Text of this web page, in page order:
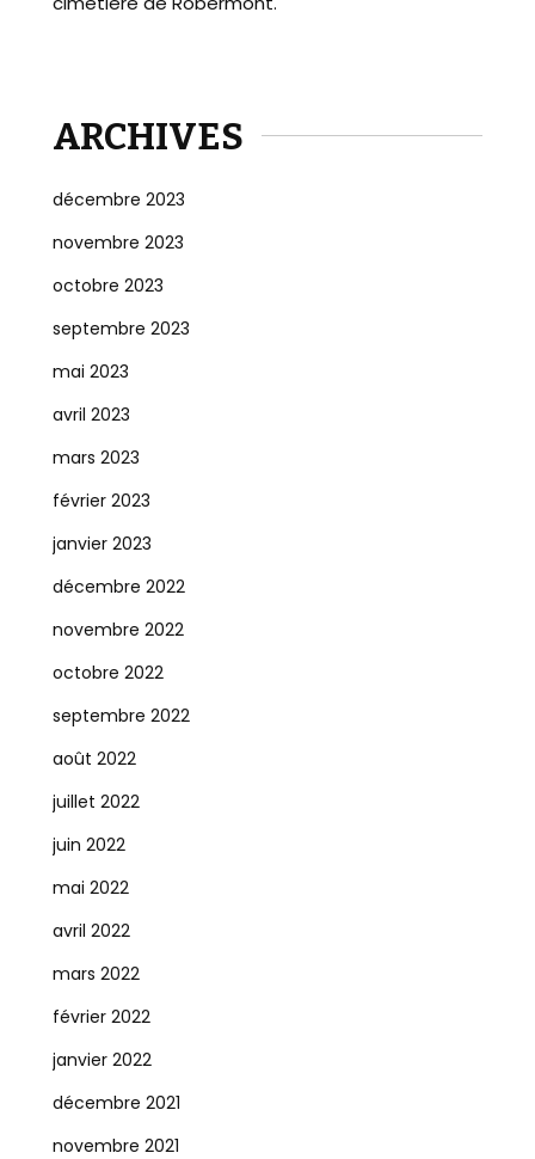
ARCHIVES
décembre 2023
novembre 2023
octobre 2023
septembre 2023
mai 2023
avril 2023
mars 2023
février 2023
janvier 2023
décembre 2022
novembre 2022
octobre 2022
septembre 2022
août 2022
juillet 2022
juin 2022
mai 2022
avril 2022
mars 2022
février 2022
janvier 2022
décembre 2021
novembre 2021